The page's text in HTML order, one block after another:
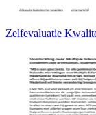
Zelfevaluatie